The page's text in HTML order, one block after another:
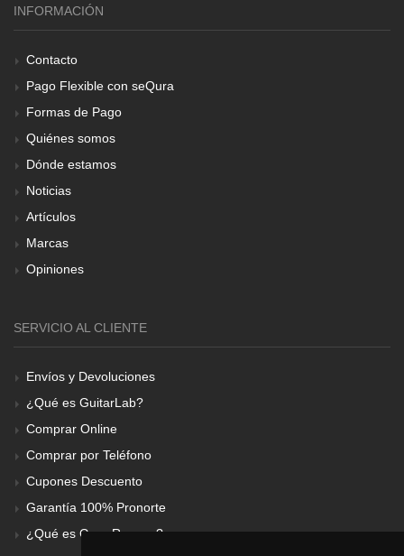
INFORMACIÓN
Contacto
Pago Flexible con seQura
Formas de Pago
Quiénes somos
Dónde estamos
Noticias
Artículos
Marcas
Opiniones
SERVICIO AL CLIENTE
Envíos y Devoluciones
¿Qué es GuitarLab?
Comprar Online
Comprar por Teléfono
Cupones Descuento
Garantía 100% Pronorte
¿Qué es Gear Renove?